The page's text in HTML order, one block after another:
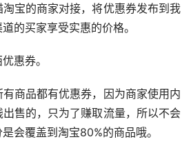
宝的商家对接，将优惠券发布到我
的买家享受实惠的价格。
惠券。
商品都有优惠券，因为商家使用内
售的，只为了赚取流量，所以不会
会覆盖到淘宝80%的商品哦。